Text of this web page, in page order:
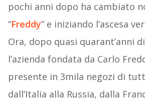
pochi anni dopo ha cambiato
“Freddy” e iniziando l’ascesa
Ora, dopo quasi quarant’anni
l’azienda fondata da Carlo
presente in 3mila negozi di
dall’Italia alla Russia, dalla